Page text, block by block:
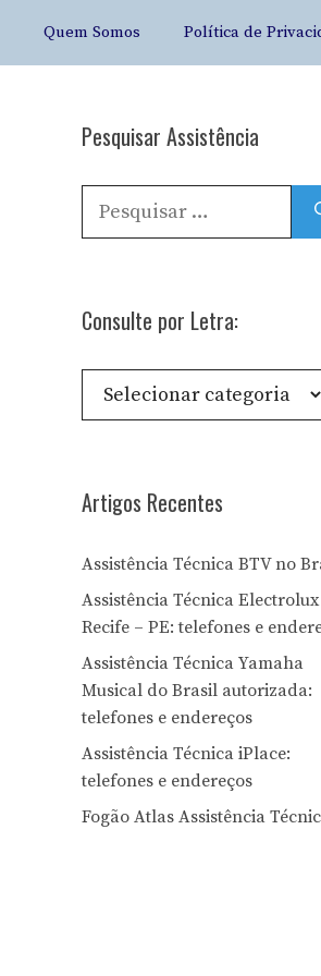
Quem Somos Política de
Pesquisar Assistência
Pesquisar
por:
Consulte por Letra:
Consulte
Artigos Recentes
Assistência Técnica BTV no
Assistência Técnica
Recife – PE: telefones e
Assistência Técnica Yamaha
Musical do Brasil autorizada:
telefones e endereços
Assistência Técnica iPlace:
telefones e endereços
Fogão Atlas Assistência